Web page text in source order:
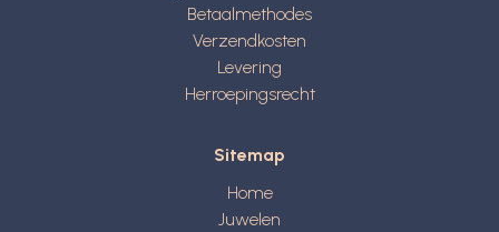
Betaalmethodes
Verzendkosten
Levering
Herroepingsrecht
Sitemap
Home
Juwelen